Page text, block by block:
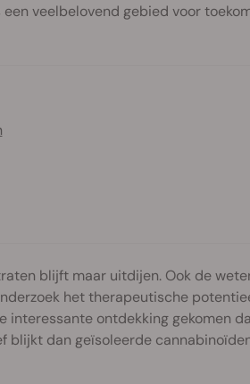
veelbelovend gebied voor
blijft maar uitdijen. Ook de
het therapeutische
interessante ontdekking gekomen
dan geïsoleerde